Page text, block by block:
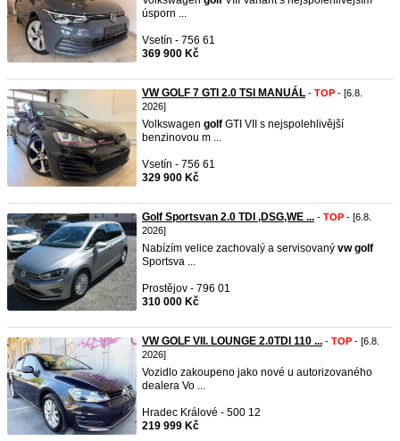
úsporn ...
Vsetín - 756 61
369 900 Kč
VW GOLF 7 GTI 2.0 TSI MANUÁL - TOP - [6.8.
2026]
Volkswagen golf GTI VII s nejspolehlivější
benzinovou m ...
Vsetín - 756 61
329 900 Kč
Golf Sportsvan 2.0 TDI ,DSG,WE ... - TOP - [6.8.
2026]
Nabízím velice zachovalý a servisovaný vw golf
Sportsva ...
Prostějov - 796 01
310 000 Kč
VW GOLF VII. LOUNGE 2.0TDI 110 ... - TOP - [6.8.
2026]
Vozidlo zakoupeno jako nové u autorizovaného
dealera Vo ...
Hradec Králové - 500 12
219 999 Kč